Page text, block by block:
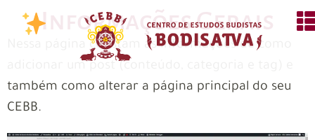
Informações Gerais
Nessa página constam as informações de como
também como alterar a página principal do seu
CEBB.